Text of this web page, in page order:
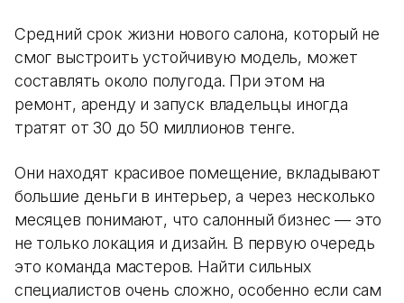
Средний срок жизни нового салона, который не
смог выстроить устойчивую модель, может
составлять около полугода. При этом на
ремонт, аренду и запуск владельцы иногда
тратят от 30 до 50 миллионов тенге.
Они находят красивое помещение, вкладывают
большие деньги в интерьер, а через несколько
месяцев понимают, что салонный бизнес — это
не только локация и дизайн. В первую очередь
это команда мастеров. Найти сильных
специалистов очень сложно, особенно если сам